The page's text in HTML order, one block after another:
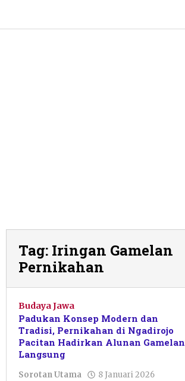
konten
Tag: Iringan Gamelan
Pernikahan
Budaya Jawa
Padukan Konsep Modern dan
Tradisi, Pernikahan di Ngadirojo
Pacitan Hadirkan Alunan Gamelan
Langsung
Sorotan Utama 8 Januari 2026